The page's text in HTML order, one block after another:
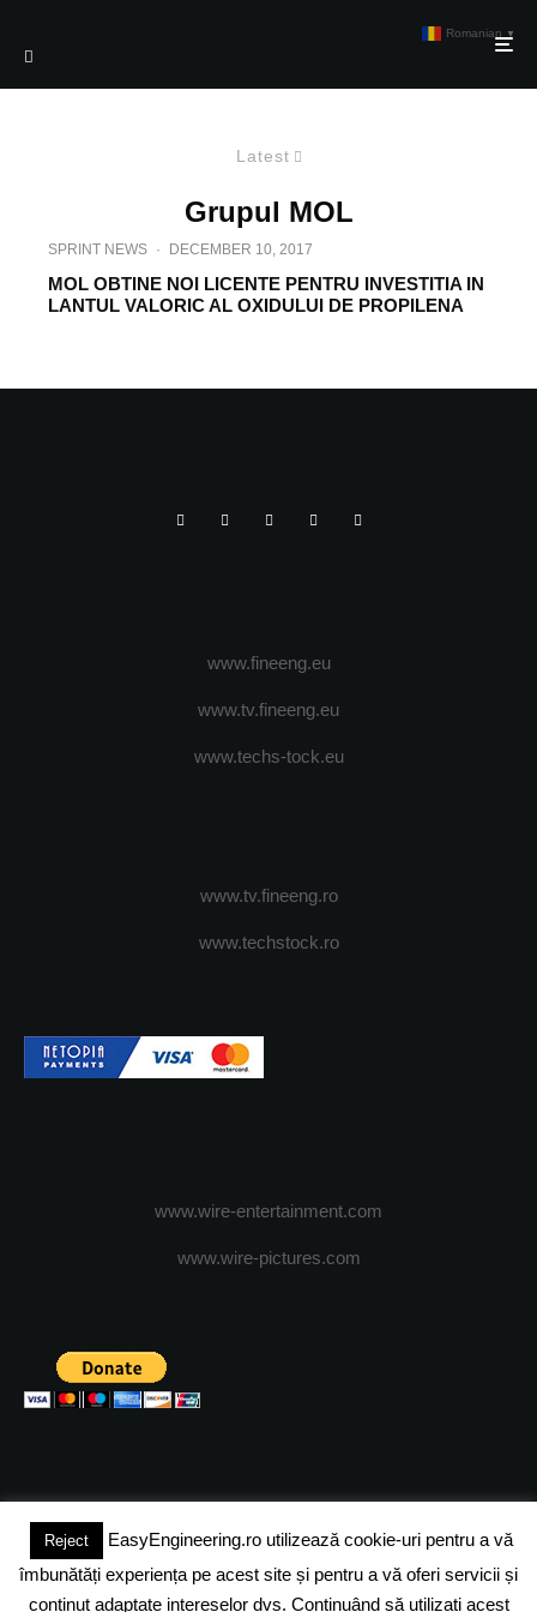
Latest
Grupul MOL
SPRINT NEWS · DECEMBER 10, 2017
MOL OBTINE NOI LICENTE PENTRU INVESTITIA IN
LANTUL VALORIC AL OXIDULUI DE PROPILENA
www.fineeng.eu
www.tv.fineeng.eu
www.techs-tock.eu
www.tv.fineeng.ro
www.techstock.ro
www.wire-entertainment.com
www.wire-pictures.com
(c) 2024 - FineEngineeringMagazine. All rights reserved.
DESPRE NOI ADVERTISING JOBS DESPRE COOKIES
Reject
EasyEngineering.ro utilizează cookie-uri pentru a vă
îmbunătăți experiența pe acest site și pentru a vă oferi servicii și
conținut adaptate intereselor dvs. Continuând să utilizați acest
Romanian ▼